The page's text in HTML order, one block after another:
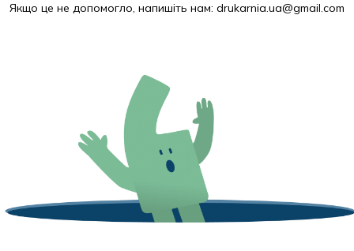
Якщо це не допомогло, напишіть нам: drukarnia.ua@gmail.com